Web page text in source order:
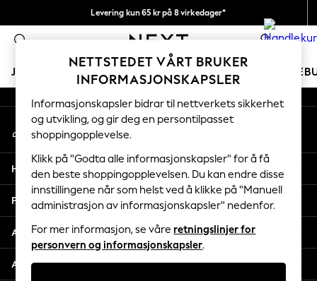
Levering kun 65 kr på 8 virkedager*
Vi betaler alle tollavgifter 0
JENTER GUTTER BABY KVINNER MENN
GIRLS
New In
50 - 92cm
98 - 110cm
116 - 134cm
140 - 174cm
Trending: Top & Short Sets
Trending: Clogs
Toy Story
THE SET
An error occurred on client
Våre sosiale nettverk
Min konto
Logg inn på kontoen din
Hjelp
Personvern & Juridisk
Avdelinger
Andre tjenester
NETTSTEDET VÅRT BRUKER
INFORMASJONSKAPSLER
Informasjonskapsler bidrar til nettverkets sikkerhet
og utvikling, og gir deg en persontilpasset
shoppingopplevelse.
Klikk på "Godta alle informasjonskapsler" for å få
den beste shoppingopplevelsen. Du kan endre disse
innstillingene når som helst ved å klikke på "Manuell
administrasjon av informasjonskapsler" nedenfor.
For mer informasjon, se våre retningslinjer for
personvern og informasjonskapsler.